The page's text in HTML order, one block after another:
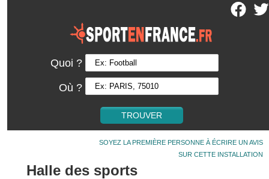
Quoi ?
Où ?
SOYEZ LA PREMIÈRE PERSONNE À ÉCRIRE UN AVIS
SUR CETTE INSTALLATION
Halle des sports